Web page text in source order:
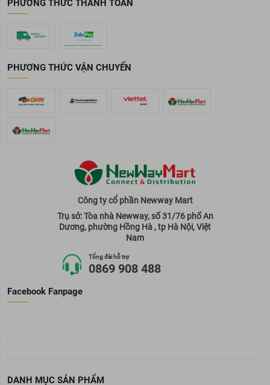
PHƯƠNG THỨC THANH TOÁN
PHƯƠNG THỨC VẬN CHUYỂN
Công ty cổ phần Newway Mart
Trụ sở: Tòa nhà Newway, số 31/76 phố An
Dương, phường Hồng Hà , tp Hà Nội, Việt
Nam
Tổng đài hỗ trợ
0869 908 488
Facebook Fanpage
DANH MỤC SẢN PHẨM